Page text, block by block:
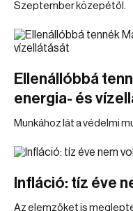
Szeptember közepétől.
Ellenállóbbá
energia- és
Munkához lát a védelmi
Infláció: tíz éve
Az elemzőket is